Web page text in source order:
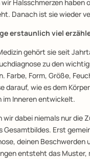
Halsschmerzen haben
Danach ist sie wieder
erstaunlich viel
gehört sie seit
zu den
Farbe, Form, Größe,
darauf, wie es dem
im Inneren entwickelt.
dabei niemals nur die
Gesamtbildes. Erst
deinen Beschwerden
entsteht das Muster,